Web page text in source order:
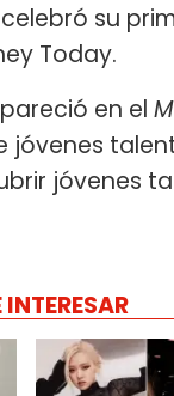
su
Today.
en el
jóvenes
jóvenes